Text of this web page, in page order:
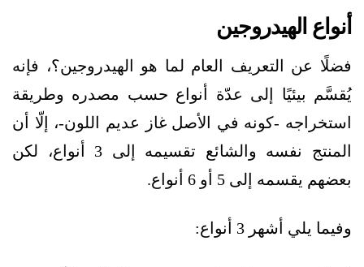
أنواع الهيدروجين
فضلًا عن التعريف العام لما هو الهيدروجين؟، فإنه
يُقسَّم بيئيًا إلى عدّة أنواع حسب مصدره وطريقة
استخراجه -كونه في الأصل غاز عديم اللون-، إلّا أن
المنتج نفسه والشائع تقسيمه إلى 3 أنواع، لكن
بعضهم يقسمه إلى 5 أو 6 أنواع.
وفيما يلي أشهر 3 أنواع: